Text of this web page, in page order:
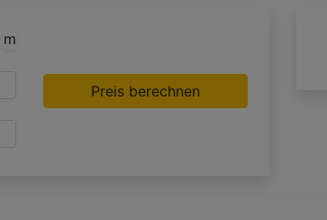
m
Preis berechnen